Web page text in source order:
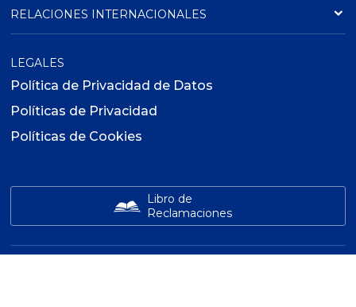
RELACIONES INTERNACIONALES
LEGALES
Política de Privacidad de Datos
Políticas de Privacidad
Políticas de Cookies
Libro de
Reclamaciones